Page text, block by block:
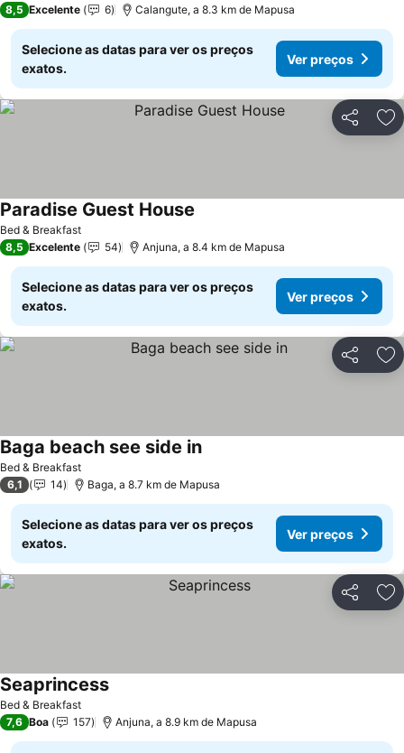
8,5 Excelente 6 Calangute, a 8.3 km de Mapusa
Selecione as datas para ver os preços
exatos.
Ver preços
Partilhar
Bed & Breakfast
Paradise Guest House
8,5 Excelente 54 Anjuna, a 8.4 km de Mapusa
Selecione as datas para ver os preços
exatos.
Ver preços
Partilhar
Bed & Breakfast
Baga beach see side inVer preços
6,1 14 Baga, a 8.7 km de Mapusa
Selecione as datas para ver os preços
exatos.
Ver preços
Partilhar
Bed & Breakfast
SeaprincessVer preços
7,6 Boa 157 Anjuna, a 8.9 km de Mapusa